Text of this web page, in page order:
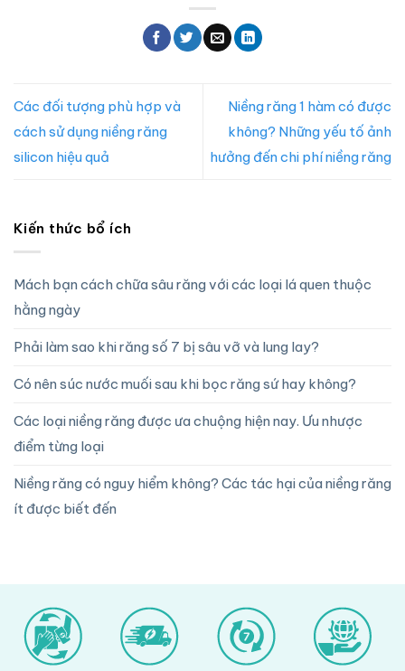
Các đối tượng phù hợp và
cách sử dụng niềng răng
silicon hiệu quả
Niềng răng 1 hàm có được
không? Những yếu tố ảnh
hưởng đến chi phí niềng răng
Kiến thức bổ ích
Mách bạn cách chữa sâu răng với các loại lá quen thuộc
hằng ngày
Phải làm sao khi răng số 7 bị sâu vỡ và lung lay?
Có nên súc nước muối sau khi bọc răng sứ hay không?
Các loại niềng răng được ưa chuộng hiện nay. Ưu nhược
điểm từng loại
Niềng răng có nguy hiểm không? Các tác hại của niềng răng
ít được biết đến